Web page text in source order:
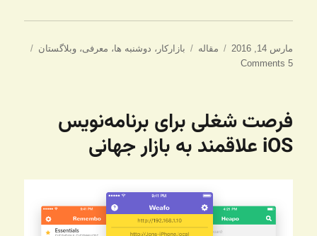
ارسال
شده
مارس 14, 2016 دسته‌ها
مقاله برچسب‌ها
بازارکار ، دوشنبه ها، معرفی،وبلاگستان
5 Comments
فرصت شغلی برای برنامه‌نویس
iOS علاقمند به بازار جهانی